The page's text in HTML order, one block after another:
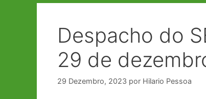
Despacho do
29 de
29 Dezembro, 2023 por Hilario Pessoa